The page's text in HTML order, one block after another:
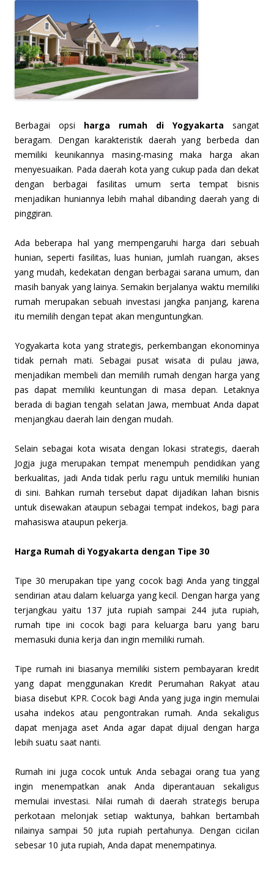
Berbagai opsi harga rumah di Yogyakarta sangat
beragam. Dengan karakteristik daerah yang berbeda dan
memiliki keunikannya masing-masing maka harga akan
menyesuaikan. Pada daerah kota yang cukup pada dan dekat
dengan berbagai fasilitas umum serta tempat bisnis
menjadikan huniannya lebih mahal dibanding daerah yang di
pinggiran.
Ada beberapa hal yang mempengaruhi harga dari sebuah
hunian, seperti fasilitas, luas hunian, jumlah ruangan, akses
yang mudah, kedekatan dengan berbagai sarana umum, dan
masih banyak yang lainya. Semakin berjalanya waktu memiliki
rumah merupakan sebuah investasi jangka panjang, karena
itu memilih dengan tepat akan menguntungkan.
Yogyakarta kota yang strategis, perkembangan ekonominya
tidak pernah mati. Sebagai pusat wisata di pulau jawa,
menjadikan membeli dan memilih rumah dengan harga yang
pas dapat memiliki keuntungan di masa depan. Letaknya
berada di bagian tengah selatan Jawa, membuat Anda dapat
menjangkau daerah lain dengan mudah.
Selain sebagai kota wisata dengan lokasi strategis, daerah
Jogja juga merupakan tempat menempuh pendidikan yang
berkualitas, jadi Anda tidak perlu ragu untuk memiliki hunian
di sini. Bahkan rumah tersebut dapat dijadikan lahan bisnis
untuk disewakan ataupun sebagai tempat indekos, bagi para
mahasiswa ataupun pekerja.
Harga Rumah di Yogyakarta dengan Tipe 30
Tipe 30 merupakan tipe yang cocok bagi Anda yang tinggal
sendirian atau dalam keluarga yang kecil. Dengan harga yang
terjangkau yaitu 137 juta rupiah sampai 244 juta rupiah,
rumah tipe ini cocok bagi para keluarga baru yang baru
memasuki dunia kerja dan ingin memiliki rumah.
Tipe rumah ini biasanya memiliki sistem pembayaran kredit
yang dapat menggunakan Kredit Perumahan Rakyat atau
biasa disebut KPR. Cocok bagi Anda yang juga ingin memulai
usaha indekos atau pengontrakan rumah. Anda sekaligus
dapat menjaga aset Anda agar dapat dijual dengan harga
lebih suatu saat nanti.
Rumah ini juga cocok untuk Anda sebagai orang tua yang
ingin menempatkan anak Anda diperantauan sekaligus
memulai investasi. Nilai rumah di daerah strategis berupa
perkotaan melonjak setiap waktunya, bahkan bertambah
nilainya sampai 50 juta rupiah pertahunya. Dengan cicilan
sebesar 10 juta rupiah, Anda dapat menempatinya.